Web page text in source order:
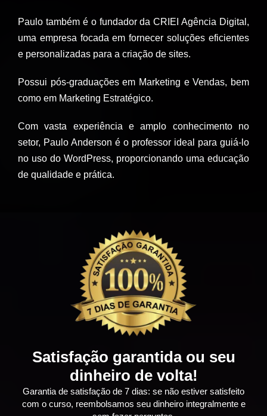
Paulo também é o fundador da CRIEI Agência Digital,
uma empresa focada em fornecer soluções eficientes
e personalizadas para a criação de sites.
Possui pós-graduações em Marketing e Vendas, bem
como em Marketing Estratégico.
Com vasta experiência e amplo conhecimento no
setor, Paulo Anderson é o professor ideal para guiá-lo
no uso do WordPress, proporcionando uma educação
de qualidade e prática.
Satisfação garantida ou seu
dinheiro de volta!
Garantia de satisfação de 7 dias: se não estiver satisfeito
com o curso, reembolsamos seu dinheiro integralmente e